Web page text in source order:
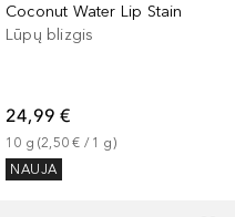
Coconut Water Lip Stain
Lūpų blizgis
24,99 €
10 g (2,50 € / 1 g)
NAUJA
+20